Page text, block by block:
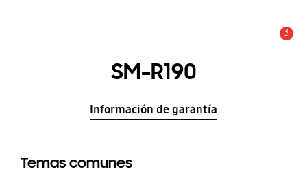
3
SM-R190
Información de garantía
Temas comunes